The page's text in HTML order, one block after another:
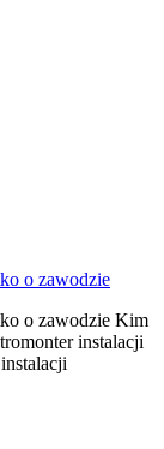
o zawodzie
o zawodzie Kim
instalacji